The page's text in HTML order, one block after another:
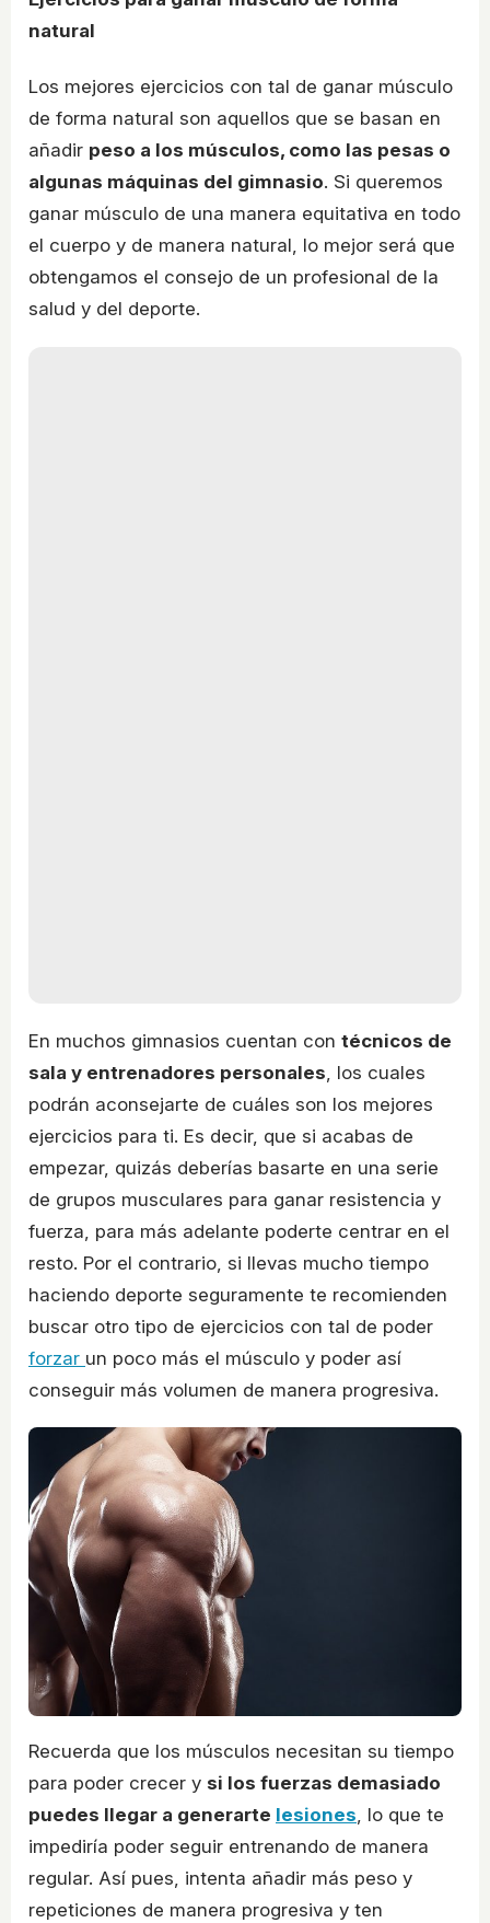
natural
Los mejores ejercicios con tal de ganar músculo
de forma natural son aquellos que se basan en
añadir peso a los músculos, como las pesas o
algunas máquinas del gimnasio. Si queremos
ganar músculo de una manera equitativa en todo
el cuerpo y de manera natural, lo mejor será que
obtengamos el consejo de un profesional de la
salud y del deporte.
En muchos gimnasios cuentan con técnicos de
sala y entrenadores personales, los cuales
podrán aconsejarte de cuáles son los mejores
ejercicios para ti. Es decir, que si acabas de
empezar, quizás deberías basarte en una serie
de grupos musculares para ganar resistencia y
fuerza, para más adelante poderte centrar en el
resto. Por el contrario, si llevas mucho tiempo
haciendo deporte seguramente te recomienden
buscar otro tipo de ejercicios con tal de poder
forzar un poco más el músculo y poder así
conseguir más volumen de manera progresiva.
Recuerda que los músculos necesitan su tiempo
para poder crecer y si los fuerzas demasiado
puedes llegar a generarte lesiones, lo que te
impediría poder seguir entrenando de manera
regular. Así pues, intenta añadir más peso y
repeticiones de manera progresiva y ten